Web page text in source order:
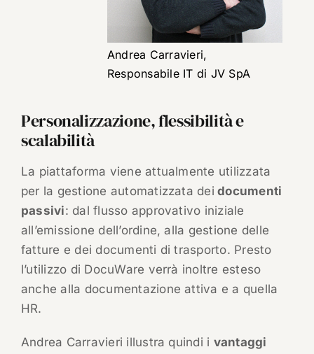
Andrea Carravieri,
Responsabile IT di JV SpA
Personalizzazione, flessibilità e
scalabilità
La piattaforma viene attualmente utilizzata
per la gestione automatizzata dei documenti
passivi: dal flusso approvativo iniziale
all’emissione dell’ordine, alla gestione delle
fatture e dei documenti di trasporto. Presto
l’utilizzo di DocuWare verrà inoltre esteso
anche alla documentazione attiva e a quella
HR.
Andrea Carravieri illustra quindi i vantaggi